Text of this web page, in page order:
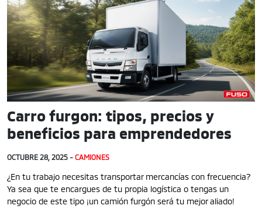
Carro furgon: tipos, precios y
beneficios para emprendedores
OCTUBRE 28, 2025 - CAMIONES
¿En tu trabajo necesitas transportar mercancías con frecuencia?
Ya sea que te encargues de tu propia logística o tengas un
negocio de este tipo ¡un camión furgón será tu mejor aliado!